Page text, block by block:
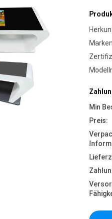
Min
Preis: